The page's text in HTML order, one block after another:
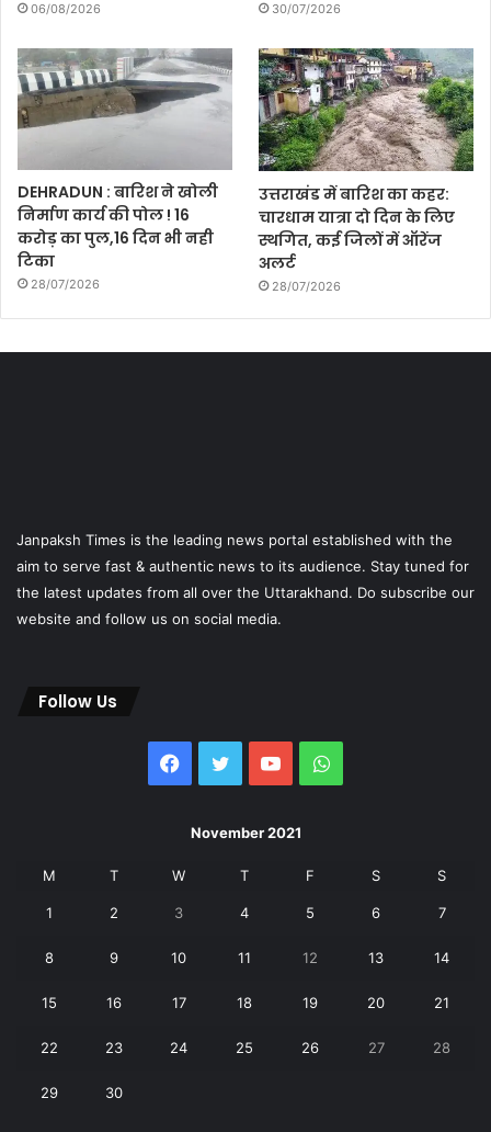
06/08/2026 30/07/2026
DEHRADUN : बारिश ने खोली
निर्माण कार्य की पोल ! 16
करोड़ का पुल,16 दिन भी नही
टिका
28/07/2026
उत्तराखंड में बारिश का कहर:
चारधाम यात्रा दो दिन के लिए
स्थगित, कई जिलों में ऑरेंज
अलर्ट
28/07/2026
Janpaksh Times is the leading news portal established with the
aim to serve fast & authentic news to its audience. Stay tuned for
the latest updates from all over the Uttarakhand. Do subscribe our
website and follow us on social media.
Follow Us
Facebook
Twitter YouTubeWhatsApp
November 2021
M T W T F S S
1 2 3 4 5 6 7
8 9 10 11 12 13 14
15 16 17 18 19 20 21
22 23 24 25 26 27 28
29 30